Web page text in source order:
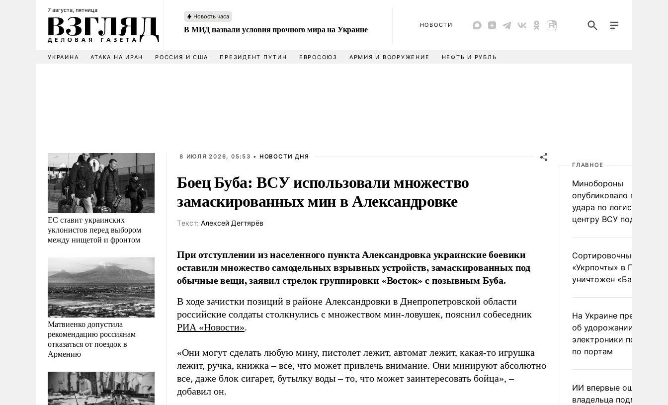
7 августа, пятница
Новость часа
В МИД назвали условия прочного мира на Украине НОВОСТИ
УКРАИНА АТАКА НА ИРАН РОССИЯ И США ПРЕЗИДЕНТ ПУТИН ЕВРОСОЮЗ АРМИЯ И ВООРУЖЕНИЕ НЕФТЬ И РУБЛЬ
ЕС ставит украинских
уклонистов перед выбором
между нищетой и фронтом
Матвиенко допустила
рекомендацию россиянам
отказаться от поездок в
Армению
8 ИЮЛЯ 2026, 05:53 • НОВОСТИ ДНЯ
Боец Буба: ВСУ использовали множество
замаскированных мин в Александровке
Tекст: Алексей Дегтярёв
При отступлении из населенного пункта Александровка украинские боевики
оставили множество самодельных взрывных устройств, замаскированных под
обычные вещи, заявил стрелок группировки «Восток» с позывным Буба.
В ходе зачистки позиций в районе Александровки в Днепропетровской области
российские солдаты столкнулись с множеством мин-ловушек, пояснил собеседник
РИА «Новости».
«Они могут сделать любую мину, пистолет лежит, автомат лежит, какая-то игрушка
лежит, ручка, книжка – все, что может привлечь внимание. Они минируют абсолютно
все, даже блок сигарет, бутылку воды – то, что может заинтересовать бойца», –
добавил он.
ГЛАВНОЕ
Минобороны
опубликовало видео
удара по
центру ВСУ под Киевом
Сортировочный пункт
«Укрпочты» в
уничтожен
На Украине
об удорожании
электроники после
по портам
ИИ впервые
владельца